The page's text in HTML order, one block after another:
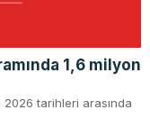
1,6 milyon
2026 tarihleri arasında